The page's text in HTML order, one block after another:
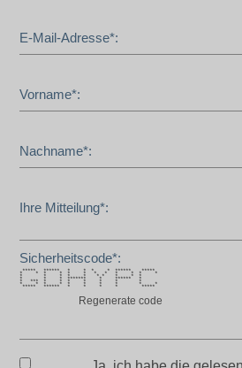
E-Mail-Adresse*:
Vorname*:
Nachname*:
Ihre Mitteilung*:
Sicherheitscode*:
***** ****** * * * * ****** *****
* * * * * * * * * * * *
* * * * * * * * * *
* * * ******* * ****** *
* *** * * * * * * *
* * * * * * * * * *
***** ****** * * * * *****
Regenerate code